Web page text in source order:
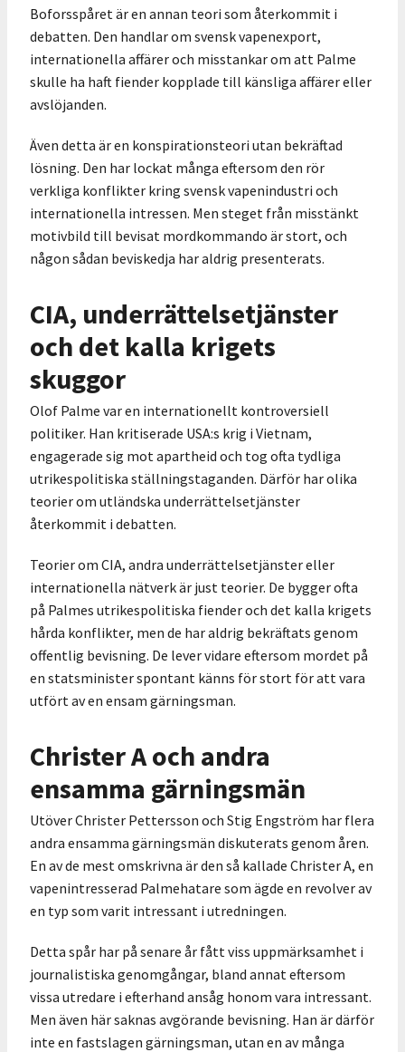
Boforsspåret är en annan teori som återkommit i
debatten. Den handlar om svensk vapenexport,
internationella affärer och misstankar om att Palme
skulle ha haft fiender kopplade till känsliga affärer eller
avslöjanden.
Även detta är en konspirationsteori utan bekräftad
lösning. Den har lockat många eftersom den rör
verkliga konflikter kring svensk vapenindustri och
internationella intressen. Men steget från misstänkt
motivbild till bevisat mordkommando är stort, och
någon sådan beviskedja har aldrig presenterats.
CIA, underrättelsetjänster
och det kalla krigets
skuggor
Olof Palme var en internationellt kontroversiell
politiker. Han kritiserade USA:s krig i Vietnam,
engagerade sig mot apartheid och tog ofta tydliga
utrikespolitiska ställningstaganden. Därför har olika
teorier om utländska underrättelsetjänster
återkommit i debatten.
Teorier om CIA, andra underrättelsetjänster eller
internationella nätverk är just teorier. De bygger ofta
på Palmes utrikespolitiska fiender och det kalla krigets
hårda konflikter, men de har aldrig bekräftats genom
offentlig bevisning. De lever vidare eftersom mordet på
en statsminister spontant känns för stort för att vara
utfört av en ensam gärningsman.
Christer A och andra
ensamma gärningsmän
Utöver Christer Pettersson och Stig Engström har flera
andra ensamma gärningsmän diskuterats genom åren.
En av de mest omskrivna är den så kallade Christer A, en
vapenintresserad Palmehatare som ägde en revolver av
en typ som varit intressant i utredningen.
Detta spår har på senare år fått viss uppmärksamhet i
journalistiska genomgångar, bland annat eftersom
vissa utredare i efterhand ansåg honom vara intressant.
Men även här saknas avgörande bevisning. Han är därför
inte en fastslagen gärningsman, utan en av många